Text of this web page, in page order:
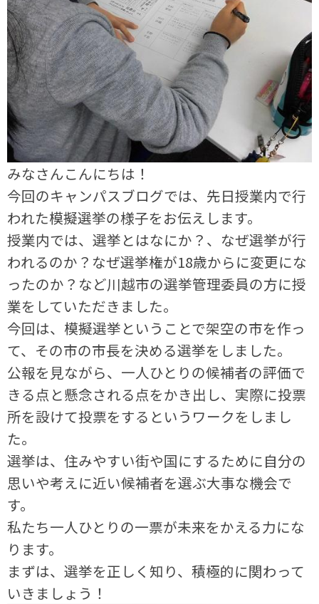
みなさんこんにちは！
今回のキャンパスブログでは、先日授業内で行
われた模擬選挙の様子をお伝えします。
授業内では、選挙とはなにか？、なぜ選挙が行
われるのか？なぜ選挙権が18歳からに変更にな
ったのか？など川越市の選挙管理委員の方に授
業をしていただきました。
今回は、模擬選挙ということで架空の市を作っ
て、その市の市長を決める選挙をしました。
公報を見ながら、一人ひとりの候補者の評価で
きる点と懸念される点をかき出し、実際に投票
所を設けて投票をするというワークをしまし
た。
選挙は、住みやすい街や国にするために自分の
思いや考えに近い候補者を選ぶ大事な機会で
す。
私たち一人ひとりの一票が未来をかえる力にな
ります。
まずは、選挙を正しく知り、積極的に関わって
いきましょう！